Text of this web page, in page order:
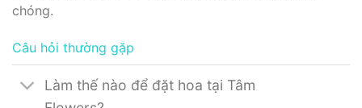
chóng.
Câu hỏi thường gặp
Làm thế nào để đặt hoa tại Tâm